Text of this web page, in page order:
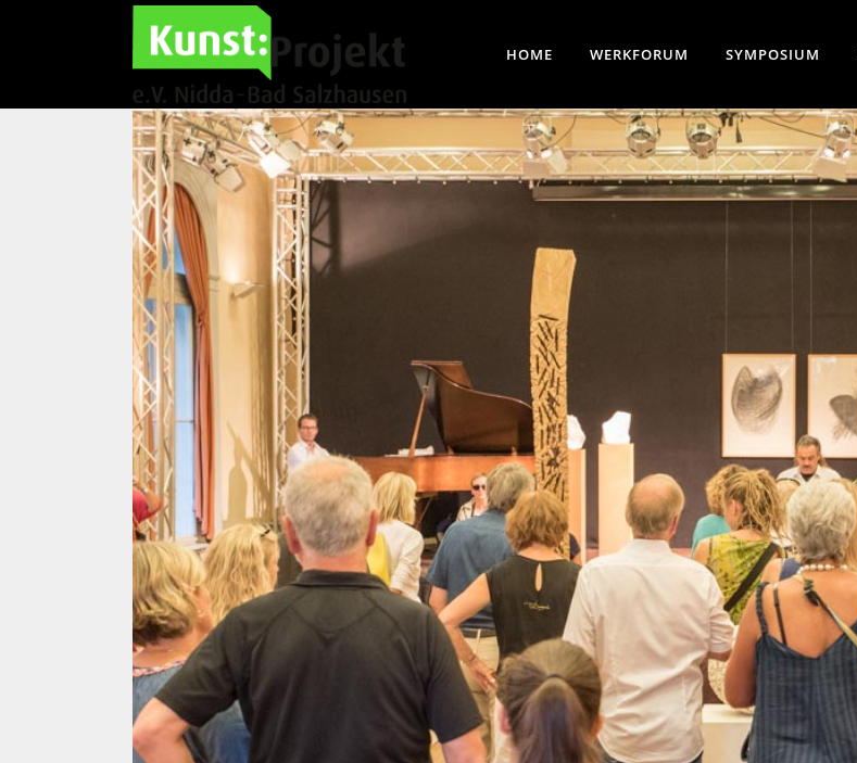
HOME WERKFORUM SYMPOSIUM